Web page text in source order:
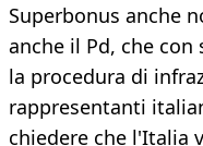
Superbonus anche
anche il Pd, che
la procedura di
rappresentanti
chiedere che l'Italia